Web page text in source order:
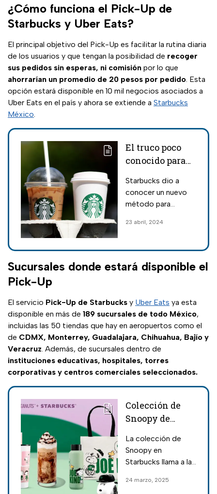
¿Cómo funciona el Pick-Up de
Starbucks y Uber Eats?
El principal objetivo del Pick-Up es facilitar la rutina diaria
de los usuarios y que tengan la posibilidad de recoger
sus pedidos sin esperas, ni comisión por lo que
ahorrarían un promedio de 20 pesos por pedido. Esta
opción estará disponible en 10 mil negocios asociados a
Uber Eats en el país y ahora se extiende a Starbucks
México.
El truco poco
conocido para
bebida gratis en
Starbucks
Starbucks dio a
conocer un nuevo
método para
clientes más fieles
grande, a través de
un truco poco
conocido con sus
23 abril, 2024
Sucursales donde estará disponible el
Pick-Up
El servicio Pick-Up de Starbucks y Uber Eats ya esta
disponible en más de 189 sucursales de todo México,
incluidas las 50 tiendas que hay en aeropuertos como el
de CDMX, Monterrey, Guadalajara, Chihuahua, Bajío y
Veracruz. Además, de sucursales dentro de
instituciones educativas, hospitales, torres
corporativas y centros comerciales seleccionados.
Colección de
Snoopy de
Precios y
quiénes pueden
artículos
La colección de
Snoopy en
Starbucks llama a la
estos son los
24 marzo, 2025